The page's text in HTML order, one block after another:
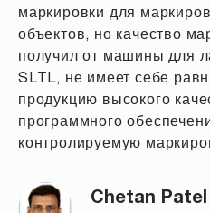
маркировки для
объектов, но качество
получил от машины для
SLTL, не имеет себе
продукцию высокого
программного
контролируемую
Chetan Patel